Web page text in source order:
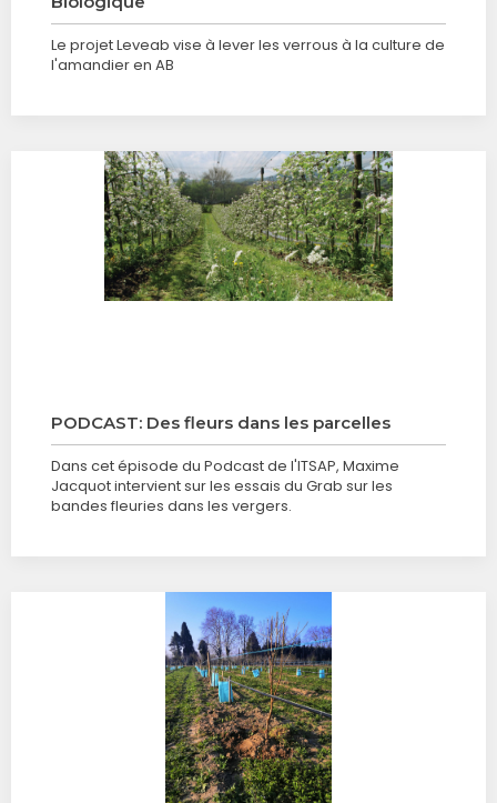
Le projet Leveab vise à lever les verrous à la culture de
l'amandier en AB
PODCAST: Des fleurs dans les parcelles
Dans cet épisode du Podcast de l'ITSAP, Maxime
Jacquot intervient sur les essais du Grab sur les
bandes fleuries dans les vergers.